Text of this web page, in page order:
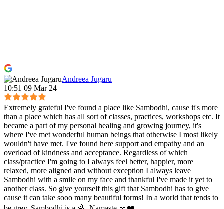
Andreea Jugaru
10:51 09 Mar 24
Extremely grateful I've found a place like Sambodhi, cause it's more
than a place which has all sort of classes, practices, workshops etc. It
became a part of my personal healing and growing journey, it's
where I've met wonderful human beings that otherwise I most likely
wouldn't have met. I've found here support and empathy and an
overload of kindness and acceptance. Regardless of which
class/practice I'm going to I always feel better, happier, more
relaxed, more aligned and without exception I always leave
Sambodhi with a smile on my face and thankful I've made it yet to
another class. So give yourself this gift that Sambodhi has to give
cause it can take sooo many beautiful forms! In a world that tends to